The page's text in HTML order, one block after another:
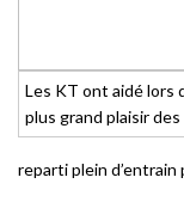
Les KT ont aidé lors
plus grand plaisir
reparti plein